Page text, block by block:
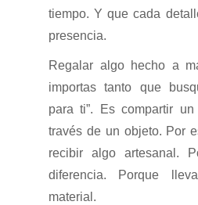
tiempo. Y que cada
presencia.
Regalar algo hecho a
importas tanto que
para ti”. Es compartir
través de un objeto. Por
recibir algo artesanal.
diferencia. Porque
material.